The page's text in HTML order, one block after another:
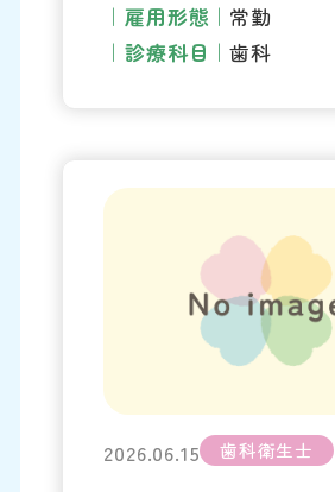
雇用形態
常勤
診療科目
歯科
2026.06.15 歯科衛生士